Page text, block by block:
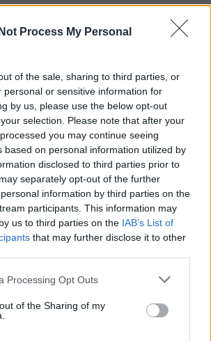
Process My Personal
of the sale, sharing to third parties, or
personal or sensitive information for
by us, please use the below opt-out
selection. Please note that after your
you may continue seeing
based on personal information utilized by
disclosed to third parties prior to
separately opt-out of the further
information by third parties on the
participants. This information may
us to third parties on the IAB’s List of
that may further disclose it to other
Processing Opt Outs
of the Sharing of my
Χατζάκου, Πρόεδρος, ΜΕΒΓΑΛ
Ανθεκτικότητας», σημείωσε:
με εμπιστοσύνη στις
ΜΕΒΓΑΛ, ως άνθρωπος με
στο επιχειρείν που προοδεύει και
Ελληνίδα εκφράζω την πίστη και
στα ελληνικά προϊόντα που
της χώρας μας».
Ιδρυτής & CEO,
– Ιδρυτής, EFA GROUP, νικητής
«Διεθνώς Αναπτυσσόμενος
τόνισε:«Η επιχειρηματικότητα
τέχνη. Είναι η